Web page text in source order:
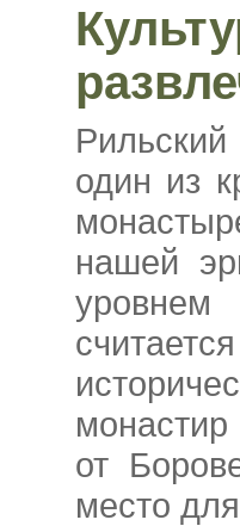
один из
нашей
от
место